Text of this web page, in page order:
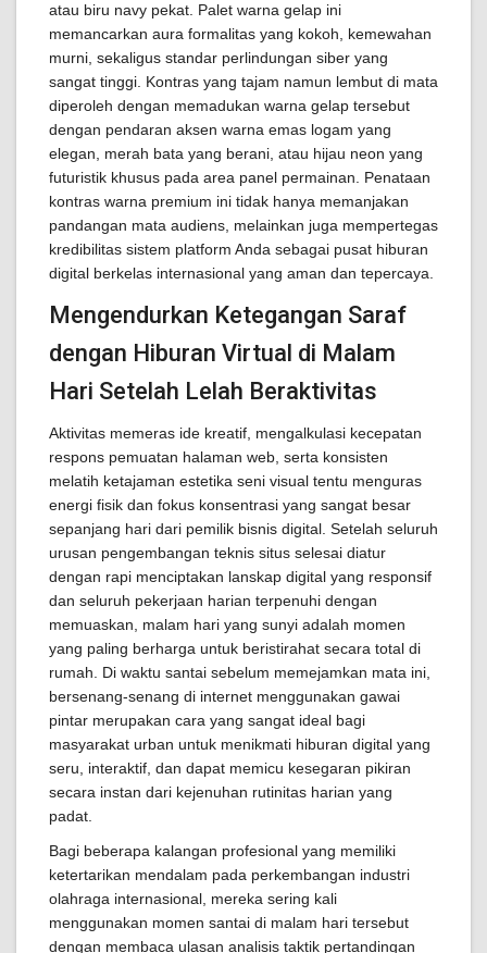
atau biru navy pekat. Palet warna gelap ini
memancarkan aura formalitas yang kokoh, kemewahan
murni, sekaligus standar perlindungan siber yang
sangat tinggi. Kontras yang tajam namun lembut di mata
diperoleh dengan memadukan warna gelap tersebut
dengan pendaran aksen warna emas logam yang
elegan, merah bata yang berani, atau hijau neon yang
futuristik khusus pada area panel permainan. Penataan
kontras warna premium ini tidak hanya memanjakan
pandangan mata audiens, melainkan juga mempertegas
kredibilitas sistem platform Anda sebagai pusat hiburan
digital berkelas internasional yang aman dan tepercaya.
Mengendurkan Ketegangan Saraf
dengan Hiburan Virtual di Malam
Hari Setelah Lelah Beraktivitas
Aktivitas memeras ide kreatif, mengalkulasi kecepatan
respons pemuatan halaman web, serta konsisten
melatih ketajaman estetika seni visual tentu menguras
energi fisik dan fokus konsentrasi yang sangat besar
sepanjang hari dari pemilik bisnis digital. Setelah seluruh
urusan pengembangan teknis situs selesai diatur
dengan rapi menciptakan lanskap digital yang responsif
dan seluruh pekerjaan harian terpenuhi dengan
memuaskan, malam hari yang sunyi adalah momen
yang paling berharga untuk beristirahat secara total di
rumah. Di waktu santai sebelum memejamkan mata ini,
bersenang-senang di internet menggunakan gawai
pintar merupakan cara yang sangat ideal bagi
masyarakat urban untuk menikmati hiburan digital yang
seru, interaktif, dan dapat memicu kesegaran pikiran
secara instan dari kejenuhan rutinitas harian yang
padat.
Bagi beberapa kalangan profesional yang memiliki
ketertarikan mendalam pada perkembangan industri
olahraga internasional, mereka sering kali
menggunakan momen santai di malam hari tersebut
dengan membaca ulasan analisis taktik pertandingan